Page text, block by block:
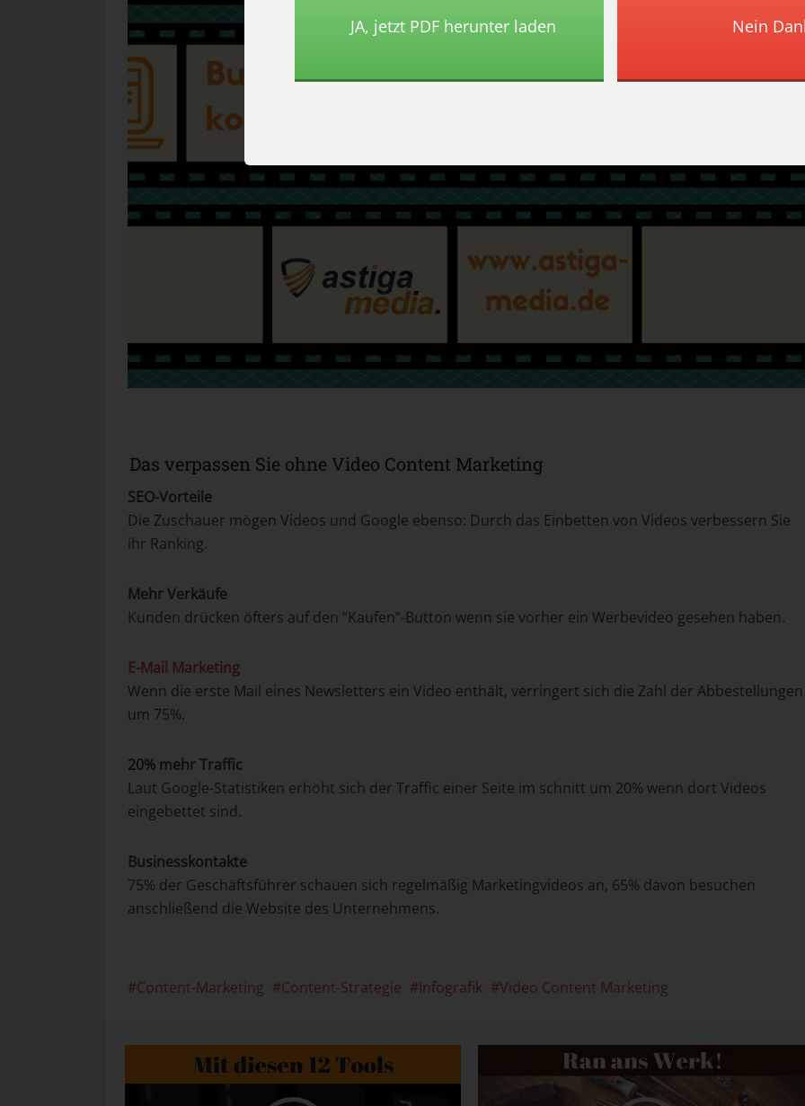
Das verpassen Sie ohne Video Content Marketing
SEO-Vorteile
Die Zuschauer mögen Videos und Google ebenso: Durch das Einbetten von Videos verbessern Sie
ihr Ranking.
Mehr Verkäufe
Kunden drücken öfters auf den “Kaufen”-Button wenn sie vorher ein Werbevideo gesehen haben.
E-Mail Marketing
Wenn die erste Mail eines Newsletters ein Video enthält, verringert sich die Zahl der Abbestellungen
um 75%.
20% mehr Traffic
Laut Google-Statistiken erhöht sich der Traffic einer Seite im schnitt um 20% wenn dort Videos
eingebettet sind.
Businesskontakte
75% der Geschäftsführer schauen sich regelmäßig Marketingvideos an, 65% davon besuchen
anschließend die Website des Unternehmens.
Content-Marketing Content-Strategie Infografik Video Content Marketing
JA, ​jetzt PDF herunter laden Nein